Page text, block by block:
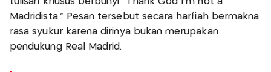
Madridista." Pesan tersebut secara harfiah bermakna
rasa syukur karena dirinya bukan merupakan
pendukung Real Madrid.